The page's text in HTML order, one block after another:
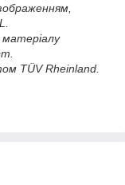
матеріалу
TÜV Rheinland.